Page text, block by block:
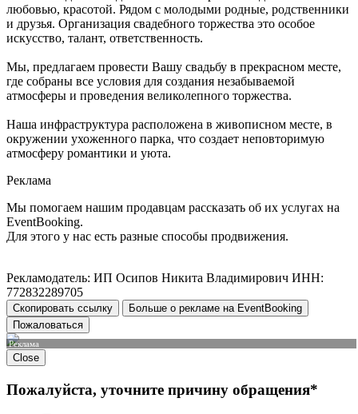
любовью, красотой. Рядом с молодыми родные, родственники
и друзья. Организация свадебного торжества это особое
искусство, талант, ответственность.
Мы, предлагаем провести Вашу свадьбу в прекрасном месте,
где собраны все условия для создания незабываемой
атмосферы и проведения великолепного торжества.
Наша инфраструктура расположена в живописном месте, в
окружении ухоженного парка, что создает неповторимую
атмосферу романтики и уюта.
Реклама
Мы помогаем нашим продавцам рассказать об их услугах на
EventBooking.
Для этого у нас есть разные способы продвижения.
Рекламодатель: ИП Осипов Никита Владимирович ИНН:
772832289705
Скопировать ссылку
Больше о рекламе на EventBooking
Пожаловаться
Реклама
Close
Пожалуйста, уточните причину обращения*